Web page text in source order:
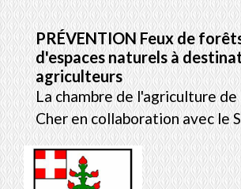
PRÉVENTION Feux de
d'espaces naturels à
agriculteurs
La chambre de l'agriculture
Cher en collaboration avec le